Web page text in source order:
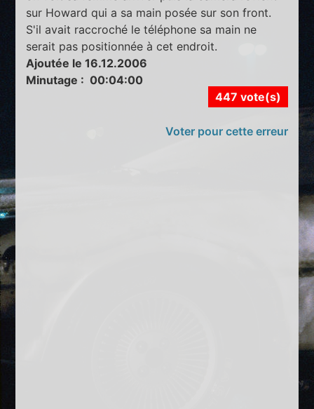
sur Howard qui a sa main posée sur son front.
S'il avait raccroché le téléphone sa main ne
serait pas positionnée à cet endroit.
Ajoutée le 16.12.2006
Minutage : 00:04:00
447 vote(s)
Voter pour cette erreur